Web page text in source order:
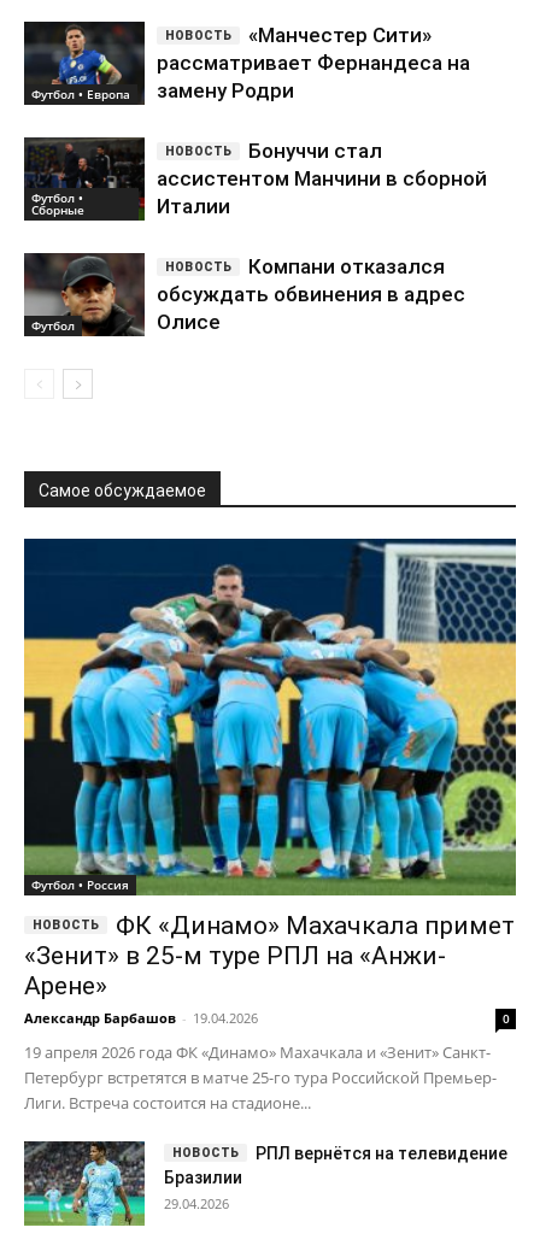
Футбол • Европа
«Манчестер Сити»
рассматривает Фернандеса на
замену Родри
Футбол •
Сборные
Бонуччи стал
ассистентом Манчини в сборной
Италии
Футбол
Компани отказался
обсуждать обвинения в адрес
Олисе
Самое обсуждаемое
Футбол • Россия
ФК «Динамо» Махачкала примет
«Зенит» в 25-м туре РПЛ на «Анжи-
Арене»
Александр Барбашов - 19.04.2026 0
19 апреля 2026 года ФК «Динамо» Махачкала и «Зенит» Санкт-
Петербург встретятся в матче 25-го тура Российской Премьер-
Лиги. Встреча состоится на стадионе...
РПЛ вернётся на телевидение
Бразилии
29.04.2026